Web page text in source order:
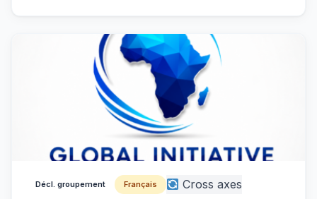
Décl. groupement Français
Cross axes